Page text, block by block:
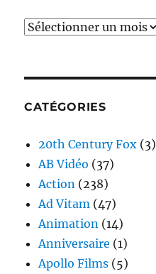
Archives
CATÉGORIES
20th Century Fox (3)
AB Vidéo (37)
Action (238)
Ad Vitam (47)
Animation (14)
Anniversaire (1)
Apollo Films (5)